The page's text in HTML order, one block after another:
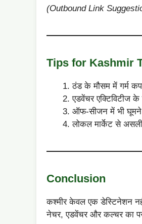
(Outbound Link
Tips for Kashmir
ठंड के मौसम में गर्म
एडवेंचर एक्टिविटीज
ऑफ-सीजन में भी
लोकल मार्केट से
Conclusion
कश्मीर केवल एक डेस्टिनेशन
नेचर, एडवेंचर और कल्चर का